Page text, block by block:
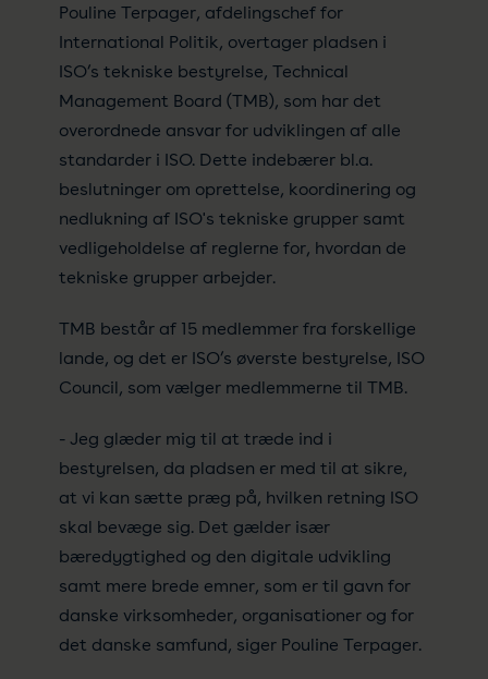
Pouline Terpager, afdelingschef for
International Politik, overtager pladsen i
ISO’s tekniske bestyrelse, Technical
Management Board (TMB), som har det
overordnede ansvar for udviklingen af alle
standarder i ISO. Dette indebærer bl.a.
beslutninger om oprettelse, koordinering og
nedlukning af ISO's tekniske grupper samt
vedligeholdelse af reglerne for, hvordan de
tekniske grupper arbejder.
TMB består af 15 medlemmer fra forskellige
lande, og det er ISO’s øverste bestyrelse, ISO
Council, som vælger medlemmerne til TMB.
- Jeg glæder mig til at træde ind i
bestyrelsen, da pladsen er med til at sikre,
at vi kan sætte præg på, hvilken retning ISO
skal bevæge sig. Det gælder især
bæredygtighed og den digitale udvikling
samt mere brede emner, som er til gavn for
danske virksomheder, organisationer og for
det danske samfund, siger Pouline Terpager.